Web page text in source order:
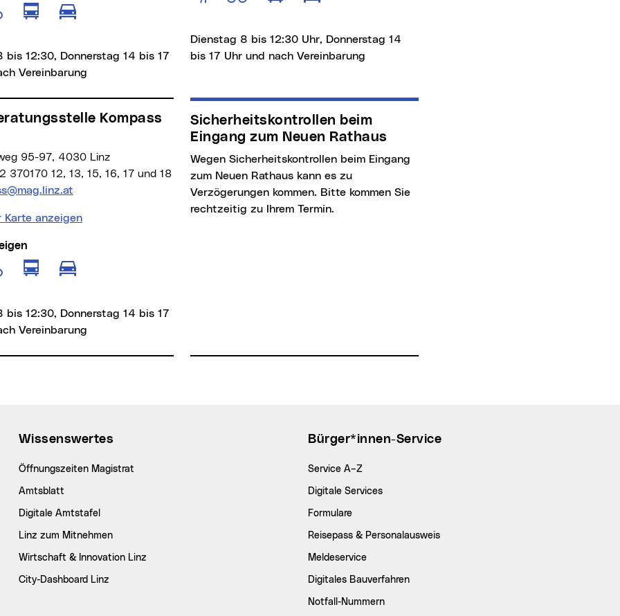
anzeigen für Fußgänger
Route anzeigen für Radfahrer
Route anzeigen für öffentliche Verkehrsmittel
Route anzeigen für motorisierten Individualverkehr
bis 12:30, Donnerstag 14 bis 17
Vereinbarung
Dienstag 8 bis 12:30 Uhr, Donnerstag 14
bis 17 Uhr und nach Vereinbarung
95-97, 4030 Linz
370170 12, 13, 15, 16, 17 und 18
Karte anzeigen
anzeigen für Fußgänger
Route anzeigen für Radfahrer
Route anzeigen für öffentliche Verkehrsmittel
Route anzeigen für motorisierten Individualverkehr
bis 12:30, Donnerstag 14 bis 17
Vereinbarung
Sicherheitskontrollen beim
Eingang zum Neuen Rathaus
Wegen Sicherheitskontrollen beim Eingang
zum Neuen Rathaus kann es zu
Verzögerungen kommen. Bitte kommen Sie
rechtzeitig zu Ihrem Termin.
Wissenswertes
Öffnungszeiten Magistrat
Amtsblatt
Digitale Amtstafel
Linz zum Mitnehmen
Wirtschaft & Innovation Linz
City-Dashboard Linz
Bürger*innen-Service
Service A–Z
Digitale Services
Formulare
Reisepass & Personalausweis
Meldeservice
Digitales Bauverfahren
Notfall-Nummern